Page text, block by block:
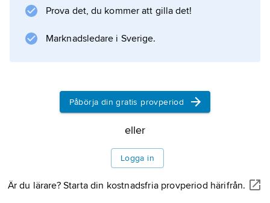
(2005) och ”Storm” (2006). Genombrottet
kom med rollen som Jorge i filmatiseringen
av Jens Lapidus ”Snabba cash” (2010), med
Information om artikeln
Prova det, du kommer att gilla det!
Marknadsledare i Sverige.
Påbörja din gratis provperiod
eller
Logga in
Är du lärare? Starta din kostnadsfria provperiod härifrån.